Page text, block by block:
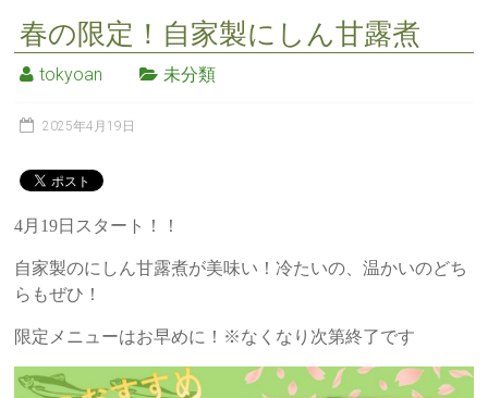
春の限定！自家製にしん甘露煮
tokyoan 未分類
2025年4月19日
4月19日スタート！！
自家製のにしん甘露煮が美味い！冷たいの、温かいのどち
らもぜひ！
限定メニューはお早めに！※なくなり次第終了です